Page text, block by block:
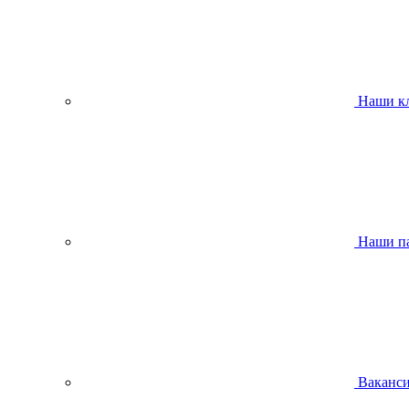
Наши
Наши